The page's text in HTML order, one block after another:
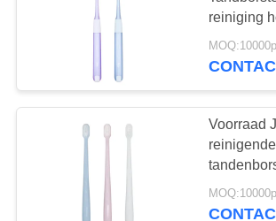
Tanden die
Tabletten witten
reiniging
zachte
papier
Voorraad
reinigende
bacteriën